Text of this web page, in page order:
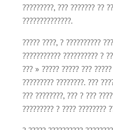
?????????, ??? ??????? ??
??????????????.
????? ????, ? ??????????
??????????? ?????????? ?
??? » ????? ????? ???
????????? ????????. ???
??? ????????, ??? ? ???
????????? ? ???? ????????